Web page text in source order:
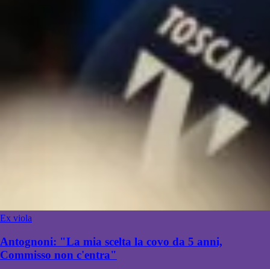
Ex viola
Antognoni: "La mia scelta la covo da 5 anni,
Commisso non c'entra"